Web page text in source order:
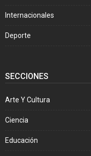
Internacionales
Deporte
SECCIONES
Arte Y Cultura
Ciencia
Educación